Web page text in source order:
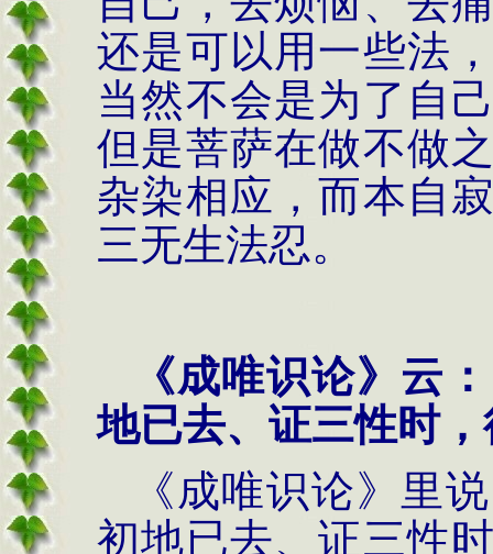
还是可以用一些法
当然不会是为了自
但是菩萨在做不做
杂染相应，而本自
三无生法忍。
《成唯识论》云
地已去、证三性时
《成唯识论》里
初地已去、证三性